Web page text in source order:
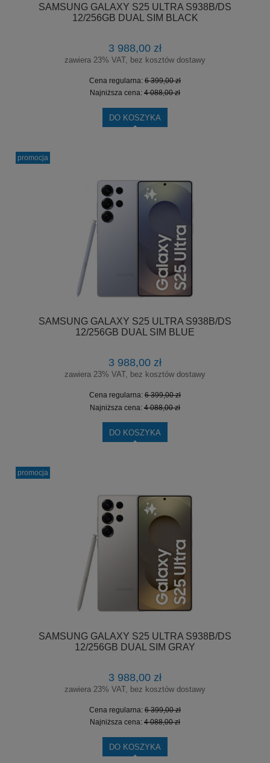
SAMSUNG GALAXY S25 ULTRA S938B/DS
12/256GB DUAL SIM BLACK
3 988,00 zł
zawiera 23% VAT, bez kosztów dostawy
Cena regularna: 6 399,00 zł
Najniższa cena: 4 088,00 zł
DO KOSZYKA
SAMSUNG GALAXY S25 ULTRA S938B/DS
12/256GB DUAL SIM BLUE
3 988,00 zł
zawiera 23% VAT, bez kosztów dostawy
Cena regularna: 6 399,00 zł
Najniższa cena: 4 088,00 zł
DO KOSZYKA
promocja
SAMSUNG GALAXY S25 ULTRA S938B/DS
12/256GB DUAL SIM GRAY
3 988,00 zł
zawiera 23% VAT, bez kosztów dostawy
Cena regularna: 6 399,00 zł
Najniższa cena: 4 088,00 zł
DO KOSZYKA
promocja